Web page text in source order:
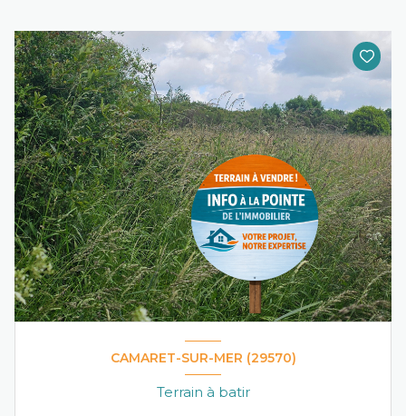
CAMARET-SUR-MER (29570)
Terrain à batir